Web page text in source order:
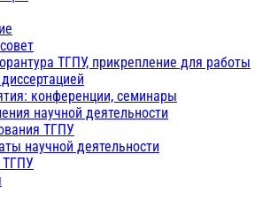
ТГПУ, прикрепление для работы
конференции, семинары
научной деятельности
ТГПУ
научной деятельности